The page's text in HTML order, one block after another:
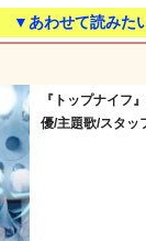
▼あわせて読みた
『トップナイフ
優/主題歌/スタッ